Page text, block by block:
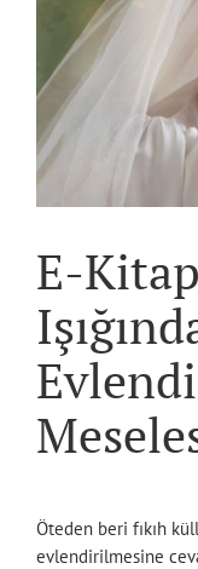
E-
Öteden beri fıkıh
evlendirilmesine